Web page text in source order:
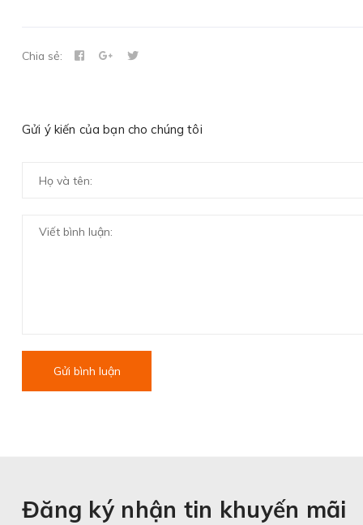
Chia sẻ:
Gửi ý kiến của bạn cho chúng tôi
Gửi bình luận
Đăng ký nhận tin khuyến mãi